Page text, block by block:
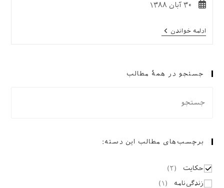
نوشته
است:
۳۰ آبان ۱۳۸۸
ادامه خواندنگِل
آب
جستجو در همهٔ مطالب
برچسب‌های مطالب این دسته:
حکایت (۲)
زندگی‌نامه
( ۱ )